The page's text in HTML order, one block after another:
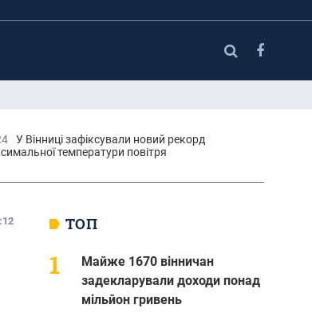
У Вінниці зафіксували новий рекорд
температури повітря
ТОП
Майже 1670 вінничан
задекларували доходи понад
мільйон гривень